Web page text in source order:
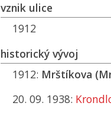
vznik ulice
1912
historický vývoj
1912: Mrštíkova
20. 09. 1938: